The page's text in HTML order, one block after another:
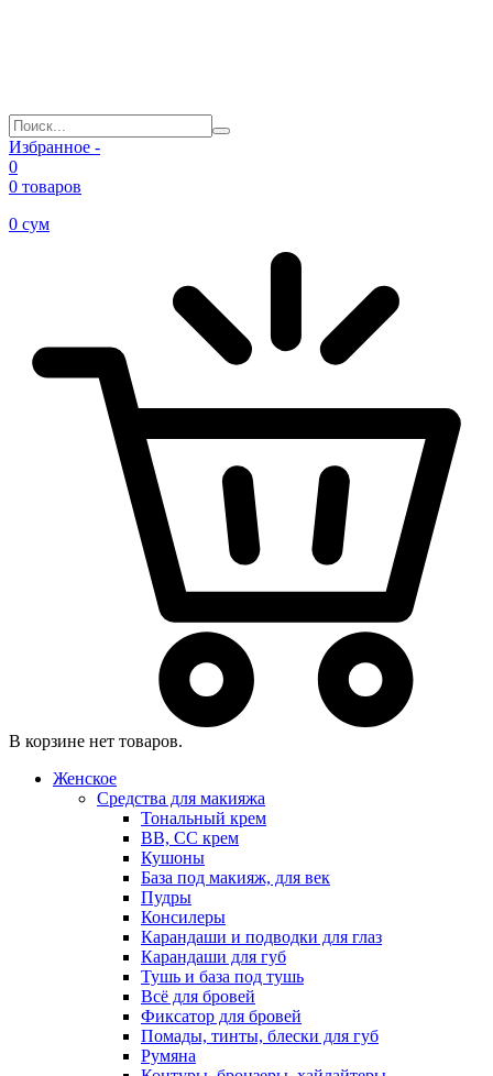
Избранное -
0
0 товаров
0 сум
В корзине нет товаров.
Женское
Средства для макияжа
Тональный крем
BB, CC крем
Кушоны
База под макияж, для век
Пудры
Консилеры
Карандаши и подводки для глаз
Карандаши для губ
Тушь и база под тушь
Всё для бровей
Фиксатор для бровей
Помады, тинты, блески для губ
Румяна